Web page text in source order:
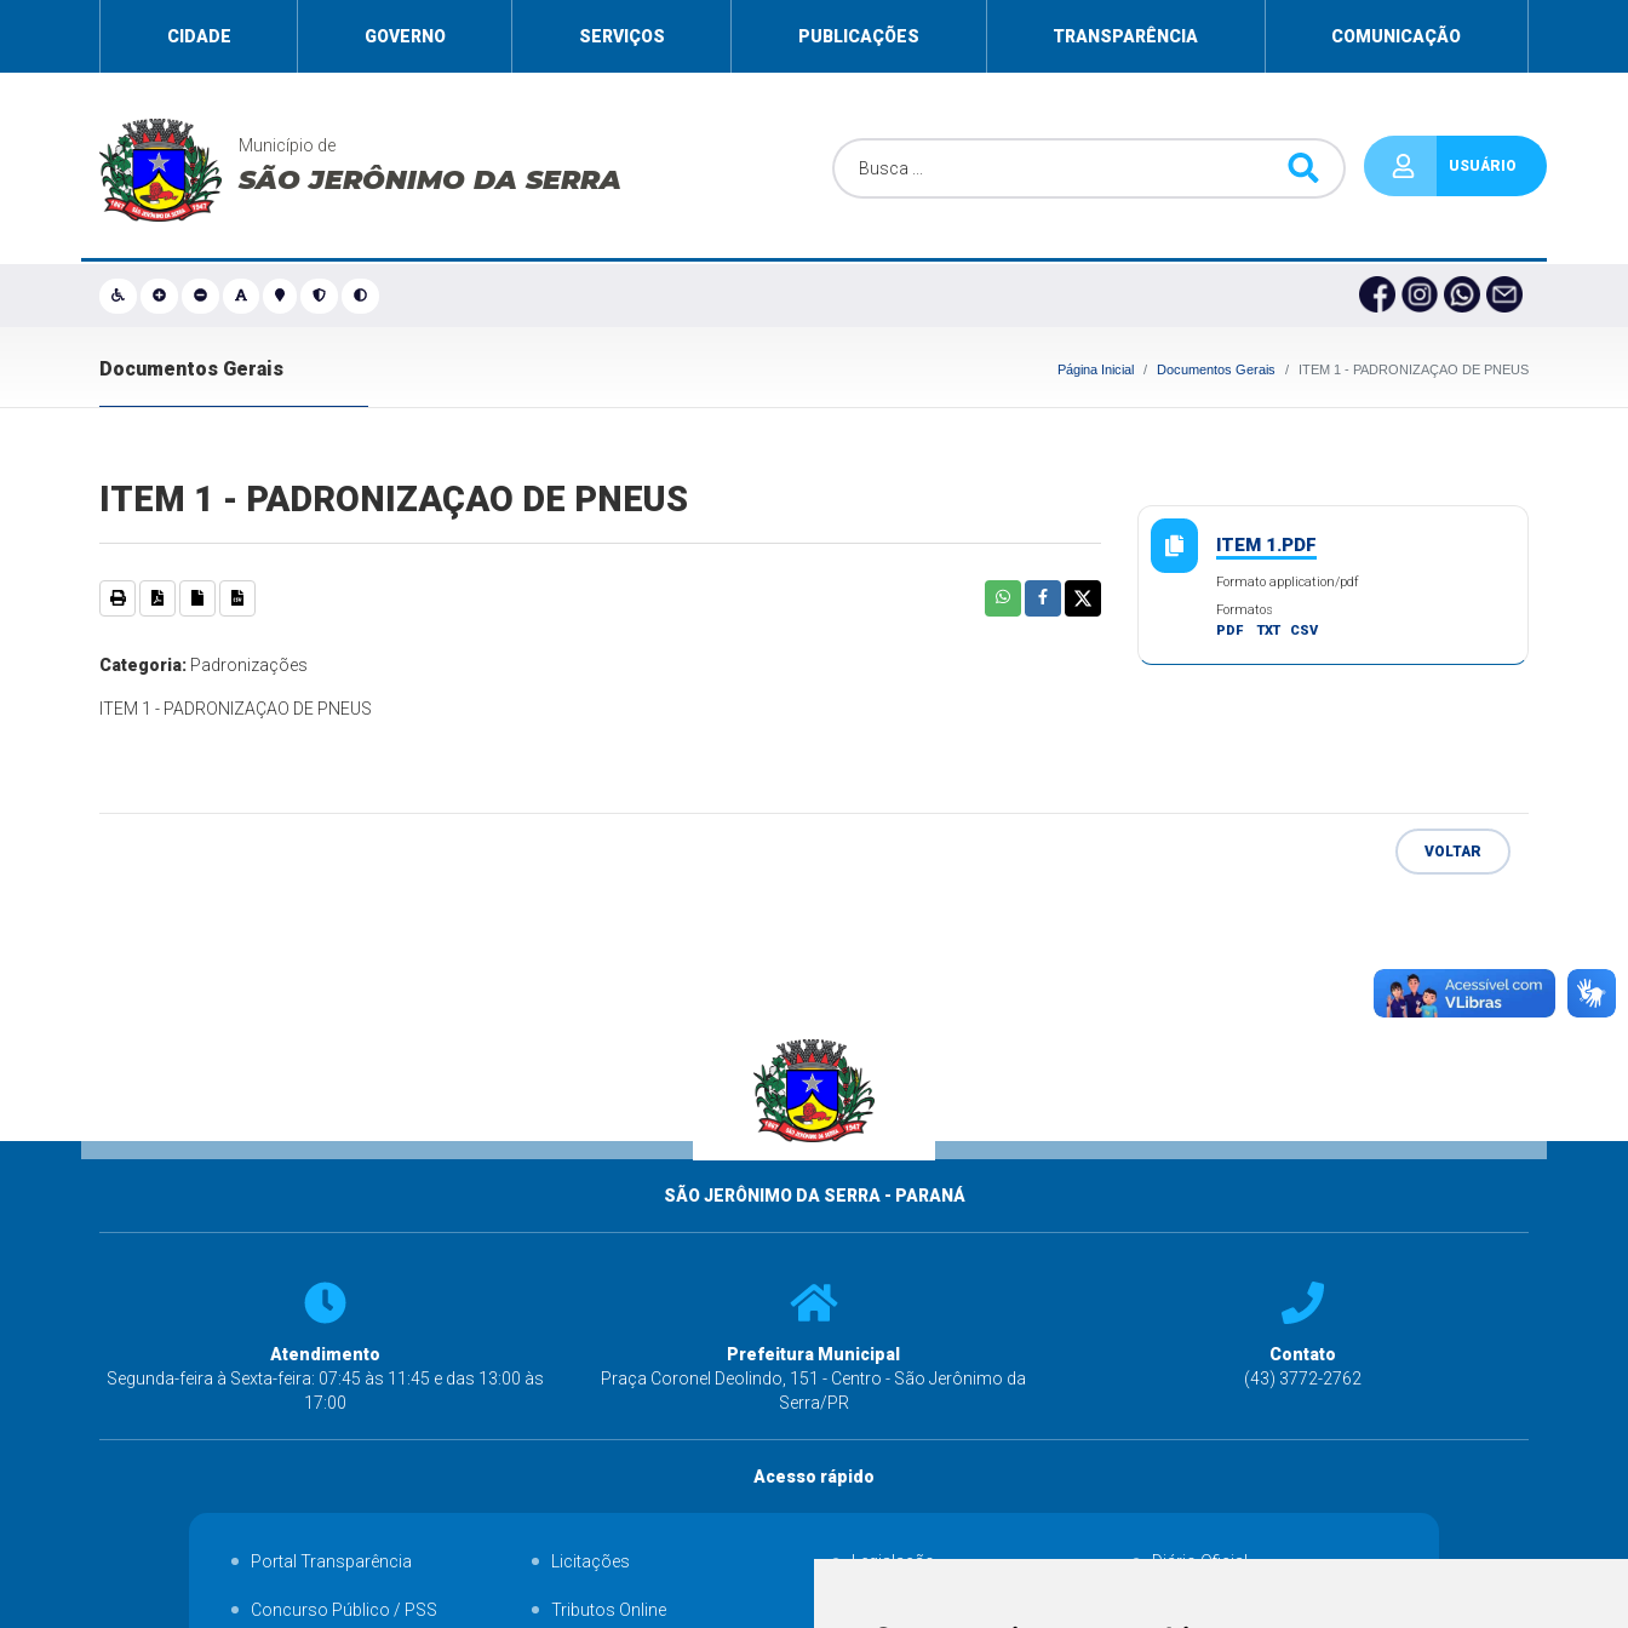
CIDADE GOVERNO SERVIÇOS PUBLICAÇÕES TRANSPARÊNCIA COMUNICAÇÃO
Município de
SÃO JERÔNIMO DA SERRA USUÁRIO
Documentos Gerais Página Inicial Documentos Gerais ITEM 1 - PADRONIZAÇAO DE PNEUS
ITEM 1 - PADRONIZAÇAO DE PNEUS
Categoria: Padronizações
ITEM 1 - PADRONIZAÇAO DE PNEUS
ITEM 1.PDF
Formato application/pdf
Formatos
PDF
TXT CSV
VOLTAR
SÃO JERÔNIMO DA SERRA - PARANÁ
Atendimento
Segunda-feira à Sexta-feira: 07:45 às 11:45 e das 13:00 às
17:00
Prefeitura Municipal
Praça Coronel Deolindo, 151 - Centro - São Jerônimo da
Serra/PR
Contato
(43) 3772-2762
Acesso rápido
Portal Transparência Licitações Legislação Diário Oficial
Concurso Público / PSS Tributos Online